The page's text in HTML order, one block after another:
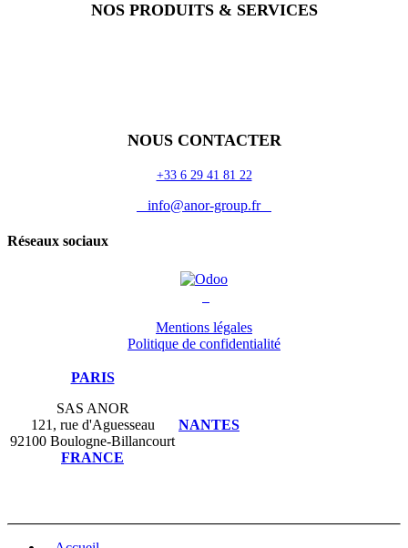
NOS PRODUITS & SERVICES
NOUS CONTACTER
+33 6 29 41 81 22
info@anor-group.fr
Réseaux sociaux
Mentions légales
Politique de confidentialité
PARIS
SAS ANOR
121, rue d'Aguesseau
92100 Boulogne-Billancourt
FRANCE
NANTES